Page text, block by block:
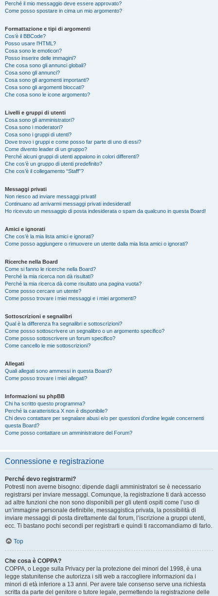
Perché il mio messaggio deve essere approvato?
Come posso spostare in cima un mio argomento?
Formattazione e tipi di argomenti
Cos’è il BBCode?
Posso usare l’HTML?
Cosa sono le emoticon?
Posso inserire delle immagini?
Che cosa sono gli annunci globali?
Cosa sono gli annunci?
Cosa sono gli argomenti importanti?
Cosa sono gli argomenti bloccati?
Che cosa sono le icone argomento?
Livelli e gruppi di utenti
Cosa sono gli amministratori?
Cosa sono i moderatori?
Cosa sono i gruppi di utenti?
Dove trovo i gruppi e come posso far parte di uno di essi?
Come divento leader di un gruppo?
Perché alcuni gruppi di utenti appaiono in colori differenti?
Che cos’è un gruppo di utenti predefinito?
Che cos’è il collegamento “Staff”?
Messaggi privati
Non riesco ad inviare messaggi privati!
Continuano ad arrivarmi messaggi privati indesiderati!
Ho ricevuto un messaggio di posta indesiderata o spam da qualcuno in questa Board!
Amici e ignorati
Che cos’è la mia lista amici e ignorati?
Come posso aggiungere o rimuovere un utente dalla mia lista amici o ignorati?
Ricerche nella Board
Come si fanno le ricerche nella Board?
Perché la mia ricerca non dà risultati?
Perché la mia ricerca dà come risultato una pagina vuota?
Come posso cercare un utente?
Come posso trovare i miei messaggi e i miei argomenti?
Sottoscrizioni e segnalibri
Qual è la differenza fra segnalibri e sottoscrizioni?
Come posso sottoscrivere un segnalibro o un argomento specifico?
Come posso sottoscrivere un forum specifico?
Come cancello le mie sottoscrizioni?
Allegati
Quali allegati sono ammessi in questa Board?
Come posso trovare i miei allegati?
Informazioni su phpBB
Chi ha scritto questo programma?
Perché la caratteristica X non è disponibile?
Chi devo contattare per segnalare abusi e/o per questioni d’ordine legale concernenti
questa Board?
Come posso contattare un amministratore del Forum?
Connessione e registrazione
Perché devo registrarmi?
Potresti non averne bisogno: dipende dagli amministratori se è necessario
registrarsi per inviare messaggi. Comunque, la registrazione ti darà accesso
ad altre funzioni che non sono disponibili per gli utenti ospiti come l’uso di
un’immagine personale definibile, messaggistica privata, la possibilità di
inviare messaggi di posta direttamente dal forum, l’iscrizione a gruppi utenti,
ecc. Ti bastano pochi secondi per registrarti e quindi ti raccomandiamo di farlo.
Top
Che cosa è COPPA?
COPPA, o Legge sulla Privacy per la protezione dei minori del 1998, è una
legge statunitense che autorizza i siti web a raccogliere informazioni da i
minori di età inferiore a 13 anni. Per avere tale consenso serve una richiesta
scritta da parte del genitore o tutore legale, permettendo la registrazione delle